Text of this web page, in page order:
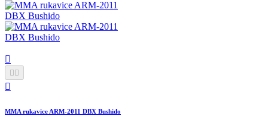

 

MMA rukavice ARM-2011 DBX Bushido